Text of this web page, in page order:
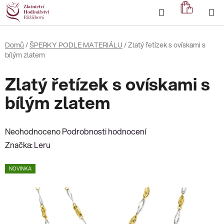
Přejít
na
obsah
Hledat
KOŠÍK
Domů /ŠPERKY PODLE MATERIÁLU /Zlatý řetízek s ovískami s
bílým zlatem
Zlatý řetízek s ovískami s
bílým zlatem
Průměrné
hodnocení
je
NeohodnocenoPodrobnosti hodnocení
Značka:Leru
NOVINKA